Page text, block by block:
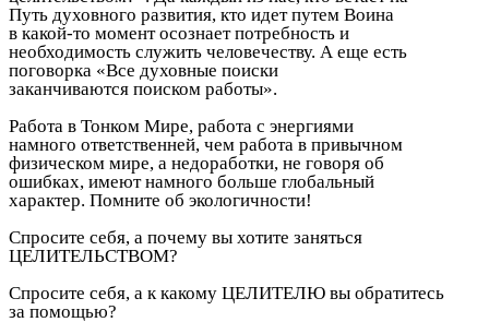
Путь духовного развития, кто идет путем Воина
в какой-то момент осознает потребность и
необходимость служить человечеству. А еще есть
поговорка «Все духовные поиски
заканчиваются поиском работы».
Работа в Тонком Мире, работа с энергиями
намного ответственней, чем работа в привычном
физическом мире, а недоработки, не говоря об
ошибках, имеют намного больше глобальный
характер. Помните об экологичности!
Спросите себя, а почему вы хотите заняться
ЦЕЛИТЕЛЬСТВОМ?
Спросите себя, а к какому ЦЕЛИТЕЛЮ вы обратитесь
за помощью?